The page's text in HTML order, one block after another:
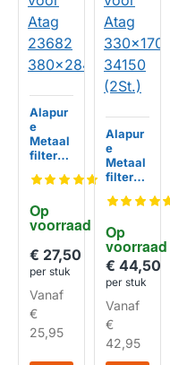
Op
voorraad
Alapur
e
Metaal
filter
kt voor
23682
380x2
m
€ 27,50
per stuk
Vanaf
€
25,95
HUISMERK
Op
voorraad
Alapur
e
Metaal
filter
kt voor
330x17
0x7mm
34150
(2St.)
€ 44,50
per stuk
Vanaf
€
42,95